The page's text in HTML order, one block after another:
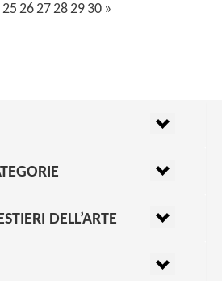
25 26272829 30 »
DELL’ARTE